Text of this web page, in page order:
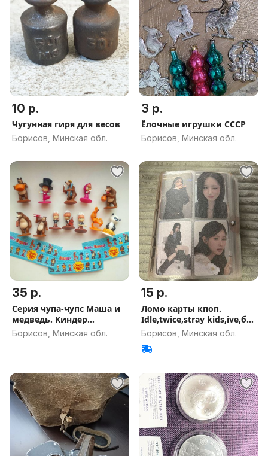
10 р.
Чугунная гиря для весов
Борисов, Минская обл.
3 р.
Ёлочные игрушки СССР
Борисов, Минская обл.
35 р.
Серия чупа-чупс Маша и
медведь. Киндер
сюрприз.
Борисов, Минская обл.
15 р.
Ломо карты кпоп.
Idle,twice,stray kids,ive,бм
и тд
Борисов, Минская обл.